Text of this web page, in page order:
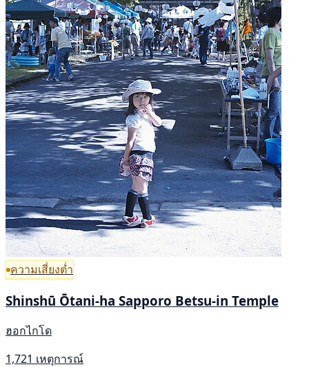
ความเสี่ยงต่ำ
Shinshū Ōtani-ha Sapporo Betsu-in Temple
ฮอกไกโด
1,721 เหตุการณ์